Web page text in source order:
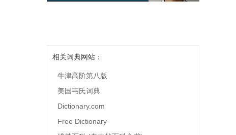
相关词典网站：
牛津高阶第八版
美国韦氏词典
Dictionary.com
Free Dictionary